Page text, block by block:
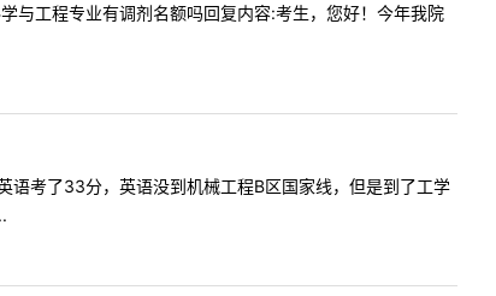
工程专业有调剂名额吗回复内容:考生，您好！今年我院
考了33分，英语没到机械工程B区国家线，但是到了工学